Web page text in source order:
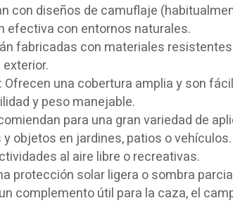
con diseños de camuflaje
efectiva con entornos naturales.
fabricadas con materiales
Ofrecen una cobertura amplia y son
y peso manejable.
para una gran variedad de
objetos en jardines, patios o vehículos.
al aire libre o recreativas.
protección solar ligera o sombra
complemento útil para la caza, el